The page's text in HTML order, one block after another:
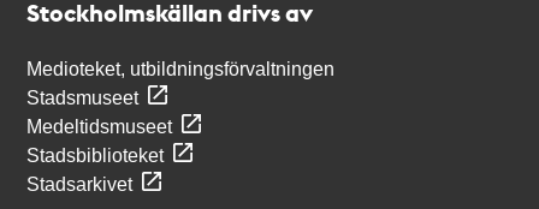
Stockholmskällan drivs av
Medioteket, utbildningsförvaltningen
Stadsmuseet
Medeltidsmuseet
Stadsbiblioteket
Stadsarkivet